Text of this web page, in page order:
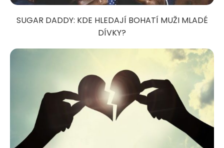
SUGAR DADDY: KDE HLEDAJÍ BOHATÍ MUŽI MLADÉ
DÍVKY?